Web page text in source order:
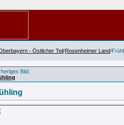
- Östlicher Teil/Rosenheimer Land/
Bild: